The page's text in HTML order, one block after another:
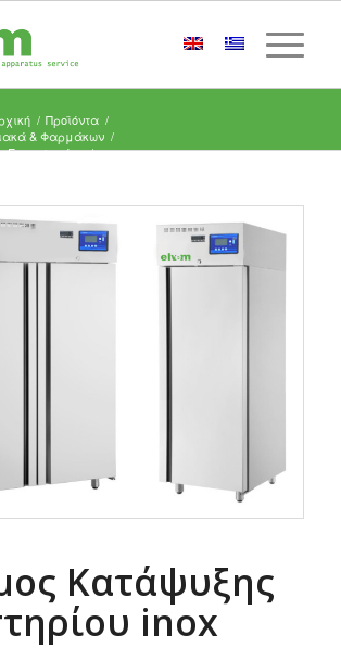
/ Προϊόντα /
& Φαρμάκων /
Εργαστηρίου /
Κατάψυξης
inox